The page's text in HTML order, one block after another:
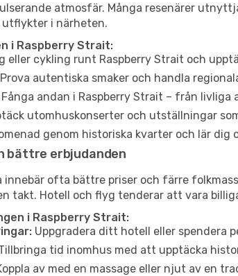
atmosfär. Många resenärer
utflykter i närheten.
i Raspberry Strait:
eller cykling runt Raspberry Strait och
Prova autentiska smaker och handla
Fånga andan i Raspberry Strait – från
utomhuskonserter och utställningar
genom historiska kvarter och lär
bättre erbjudanden
innebär ofta bättre priser och färre
takt. Hotell och flyg tenderar att vara
i Raspberry Strait:
Uppgradera ditt hotell eller spendera
tid inomhus med att upptäcka
av med en massage eller njut av en